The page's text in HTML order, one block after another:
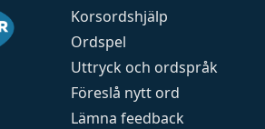
Korsordshjälp
Ordspel
Uttryck och ordspråk
Föreslå nytt ord
Lämna feedback